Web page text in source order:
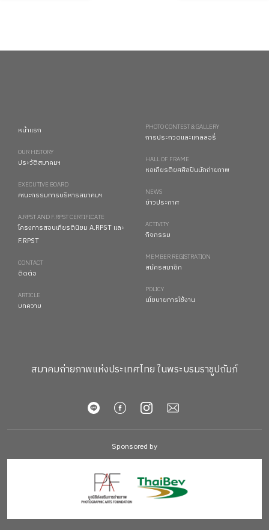
หน้าแรก
OUR HISTORY
ประวัติสมาคมฯ
EXECUTIVE BOARD
คณะกรรมการบริหารสมาคมฯ
A.RPST AND F.RPST CERTIFICATE
โครงการสอบเกียรตินิยม A.RPST และ
F.RPST
CONTACT
ติดต่อ
ARTICLE
บทความ
PHOTO CONTEST & GALLERY
การประกวดและแกลลอรี่
HALL OF FRAME
หอเกียรติยศศิลปินนักถ่ายภาพ
NEWS
ข่าวประกาศ
ACTIVITY
กิจกรรม
MEMBER REGISTRATION
สมัครสมาชิก
POLICY
นโยบายการใช้งาน
สมาคมถ่ายภาพแห่งประเทศไทย ในพระบรมราชูปถัมภ์
Sponsored by